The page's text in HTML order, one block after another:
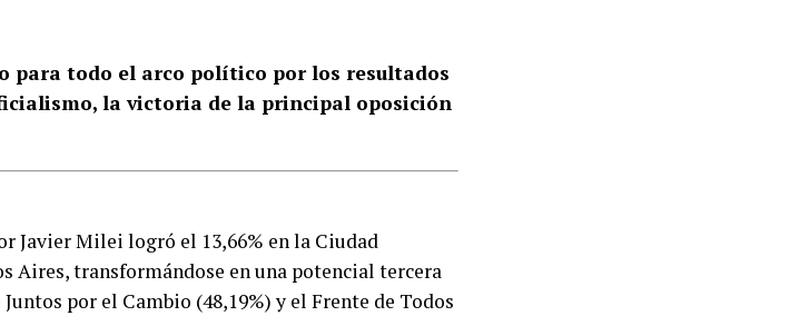
para todo el arco político por los resultados
la victoria de la principal oposición
Javier Milei logró el 13,66% en la Ciudad
Aires, transformándose en una potencial tercera
por el Cambio (48,19%) y el Frente de Todos